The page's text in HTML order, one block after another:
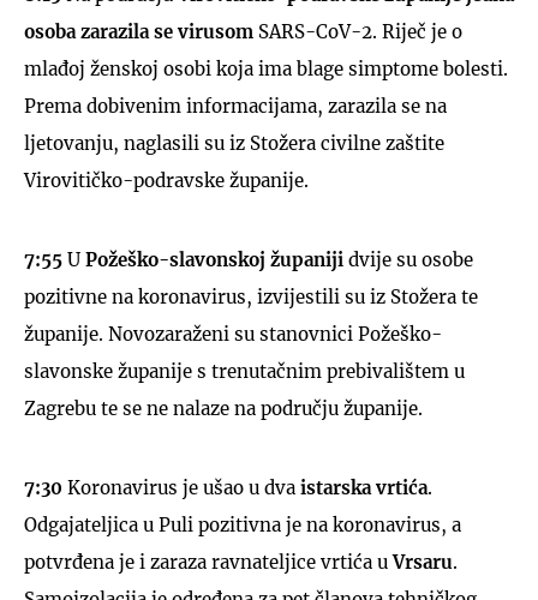
osoba zarazila se virusom SARS-CoV-2. Riječ je o
mlađoj ženskoj osobi koja ima blage simptome bolesti.
Prema dobivenim informacijama, zarazila se na
ljetovanju, naglasili su iz Stožera civilne zaštite
Virovitičko-podravske županije.
7:55 U Požeško-slavonskoj županiji dvije su osobe
pozitivne na koronavirus, izvijestili su iz Stožera te
županije. Novozaraženi su stanovnici Požeško-
slavonske županije s trenutačnim prebivalištem u
Zagrebu te se ne nalaze na području županije.
7:30 Koronavirus je ušao u dva istarska vrtića.
Odgajateljica u Puli pozitivna je na koronavirus, a
potvrđena je i zaraza ravnateljice vrtića uVrsaru.